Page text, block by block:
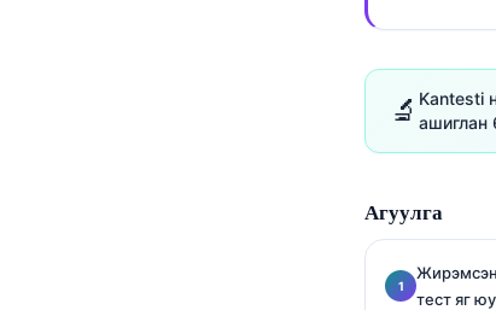
🔬 Kantesti
ашиглан
Агуулга
тест яг